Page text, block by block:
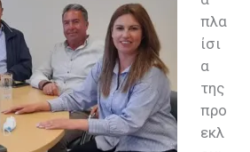
πλα
ίσι
α
της
προ
εκλ